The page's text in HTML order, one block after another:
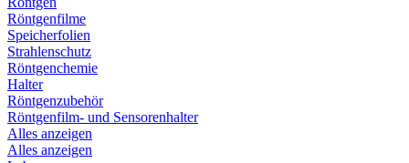
Röntgenfilme
Speicherfolien
Strahlenschutz
Röntgenchemie
Halter
Röntgenzubehör
Röntgenfilm- und Sensorenhalter
Alles anzeigen
Alles anzeigen